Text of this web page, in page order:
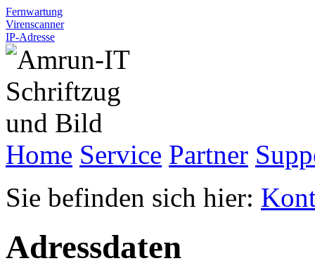
Fernwartung
Virenscanner
IP-Adresse
Home Service Partner
Sie befinden sich hier:
Adressdaten